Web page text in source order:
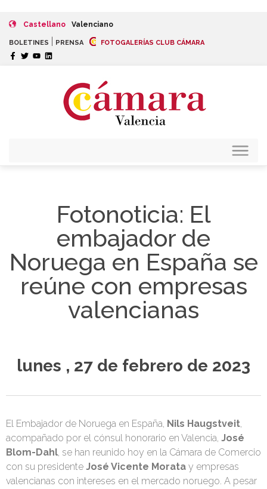
Castellano Valenciano
BOLETINES PRENSA FOTOGALERÍAS CLUB CÁMARA
Fotonoticia: El
embajador de
Noruega en España se
reúne con empresas
valencianas
lunes , 27 de febrero de 2023
El Embajador de Noruega en España, Nils Haugstveit,
acompañado por el cónsul honorario en Valencia, José
Blom-Dahl, se han reunido hoy en la Cámara de Comercio
con su presidente José Vicente Morata y empresas
valencianas con intereses en el mercado noruego. A pesar